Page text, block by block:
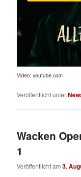
Video: youtube.com
Veröffentlicht unter
Wacken
1
Veröffentlicht am3.